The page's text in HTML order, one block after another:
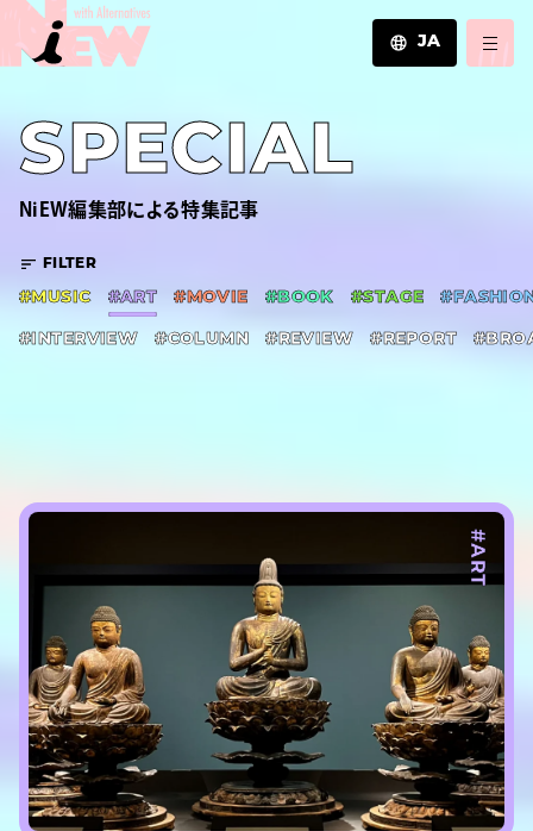
JA
SPECIAL
NiEW編集部による特集記事
FILTER
#MUSIC #ART #MOVIE #BOOK #STAGE
#INTERVIEW #COLUMN #REVIEW #REPORT
#ART